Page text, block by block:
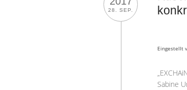
28. SEP.
Eingestellt
Sabine